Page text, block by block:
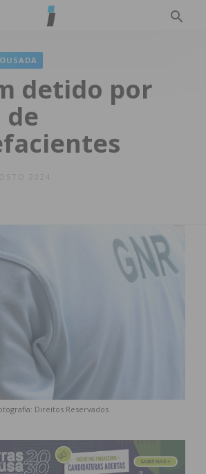
detido por
2024
Direitos Reservados